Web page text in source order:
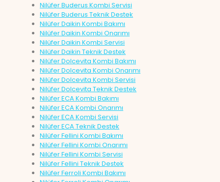
Nilüfer Buderus Kombi Servisi
Nilüfer Buderus Teknik Destek
Nilüfer Daikin Kombi Bakımı
Nilüfer Daikin Kombi Onarımı
Nilüfer Daikin Kombi Servisi
Nilüfer Daikin Teknik Destek
Nilüfer Dolcevita Kombi Bakımı
Nilüfer Dolcevita Kombi Onarımı
Nilüfer Dolcevita Kombi Servisi
Nilüfer Dolcevita Teknik Destek
Nilüfer ECA Kombi Bakımı
Nilüfer ECA Kombi Onarımı
Nilüfer ECA Kombi Servisi
Nilüfer ECA Teknik Destek
Nilüfer Fellini Kombi Bakımı
Nilüfer Fellini Kombi Onarımı
Nilüfer Fellini Kombi Servisi
Nilüfer Fellini Teknik Destek
Nilüfer Ferroli Kombi Bakımı